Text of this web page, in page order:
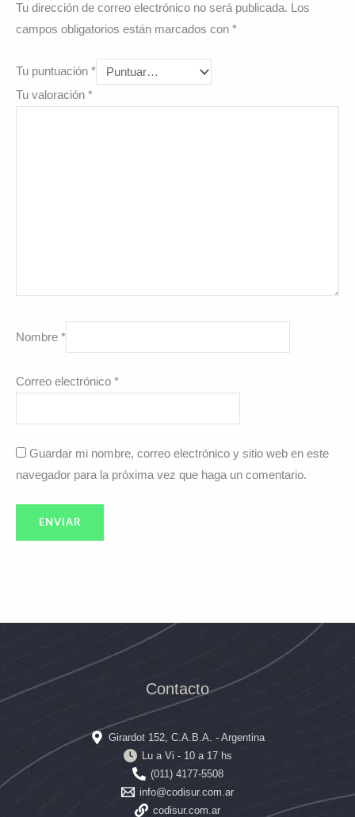
Tu dirección de correo electrónico no será publicada.
Los
campos obligatorios están marcados con *
Tu puntuación *
Tu valoración *
Nombre *
Correo electrónico *
Guardar mi nombre, correo electrónico y sitio web en este
navegador para la próxima vez que haga un comentario.
Contacto
Girardot 152, C.A.B.A. - Argentina
Lu a Vi - 10 a 17 hs
(011) 4177-5508
info@codisur.com.ar
codisur.com.ar